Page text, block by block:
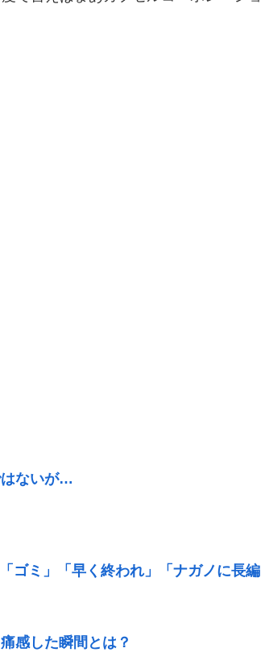
はないが…
ゴミ」「早く終われ」「ナガノに長編
感した瞬間とは？